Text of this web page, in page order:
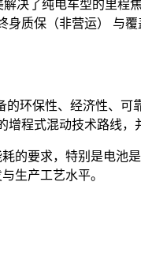
决了纯电车型的里
质保（非营运） 与
环保性、经济性、
程式混动技术路线，
要求，特别是电池
生产工艺水平。